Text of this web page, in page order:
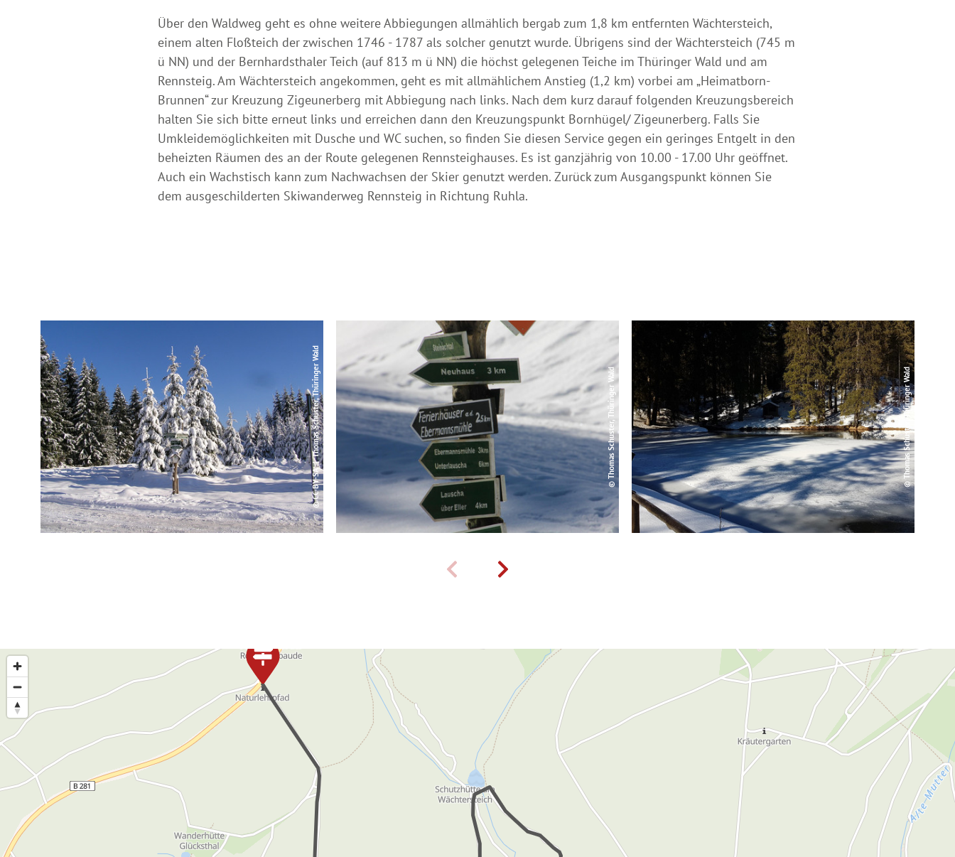
Über den Waldweg geht es ohne weitere Abbiegungen allmählich bergab zum 1,8 km entfernten Wächtersteich,
einem alten Floßteich der zwischen 1746 - 1787 als solcher genutzt wurde. Übrigens sind der Wächtersteich (745 m
ü NN) und der Bernhardsthaler Teich (auf 813 m ü NN) die höchst gelegenen Teiche im Thüringer Wald und am
Rennsteig. Am Wächtersteich angekommen, geht es mit allmählichem Anstieg (1,2 km) vorbei am „Heimatborn-
Brunnen“ zur Kreuzung Zigeunerberg mit Abbiegung nach links. Nach dem kurz darauf folgenden Kreuzungsbereich
halten Sie sich bitte erneut links und erreichen dann den Kreuzungspunkt Bornhügel/ Zigeunerberg. Falls Sie
Umkleidemöglichkeiten mit Dusche und WC suchen, so finden Sie diesen Service gegen ein geringes Entgelt in den
beheizten Räumen des an der Route gelegenen Rennsteighauses. Es ist ganzjährig von 10.00 - 17.00 Uhr geöffnet.
Auch ein Wachstisch kann zum Nachwachsen der Skier genutzt werden. Zurück zum Ausgangspunkt können Sie
dem ausgeschilderten Skiwanderweg Rennsteig in Richtung Ruhla.
© CC-BY-SA | Thomas Schuster, Thüringer Wald © Thomas Schuster, Thüringer Wald © Thomas Schuster, Thüringer Wald